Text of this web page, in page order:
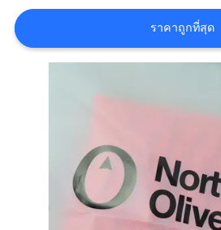
เว็บไซต์
PRIVACY
ราคาถูกที่สุด